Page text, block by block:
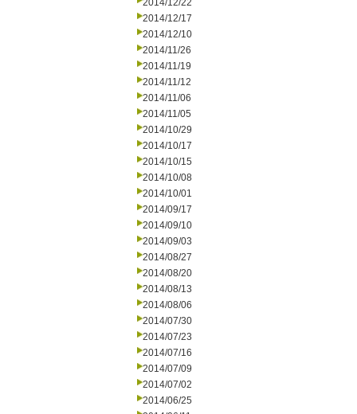
2014/12/22
2014/12/17
2014/12/10
2014/11/26
2014/11/19
2014/11/12
2014/11/06
2014/11/05
2014/10/29
2014/10/17
2014/10/15
2014/10/08
2014/10/01
2014/09/17
2014/09/10
2014/09/03
2014/08/27
2014/08/20
2014/08/13
2014/08/06
2014/07/30
2014/07/23
2014/07/16
2014/07/09
2014/07/02
2014/06/25